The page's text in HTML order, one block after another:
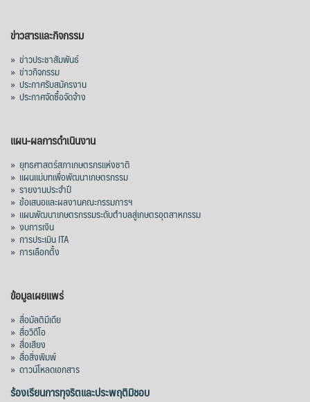
ข่าวสารและกิจกรรม
» ข่าวประชาสัมพันธ์
» ข่าวกิจกรรม
» ประกาศรับสมัครงาน
» ประกาศจัดซื้อจัดจ้าง
แผน-ผลการดำเนินงาน
» ยุทธศาสตร์สภาเกษตรกรแห่งชาติ
» แผนแม่บทเพื่อพัฒนาเกษตรกรรม
» รายงานประจำปี
» ข้อเสนอและผลงานคณะกรรมการฯ
» แผนพัฒนาเกษตรกรรมระดับตำบลสู่เกษตรอุตสาหกรรม
» งบการเงิน
» การประเมิน ITA
» การเลือกตั้ง
ข้อมูลเผยแพร่
» สื่อมัลติมีเดีย
» สื่อวิดีโอ
» สื่อเสียง
» สื่อสิ่งพิมพ์
» ดาวน์โหลดเอกสาร
ร้องเรียนการทุจริตและประพฤติมิชอบ